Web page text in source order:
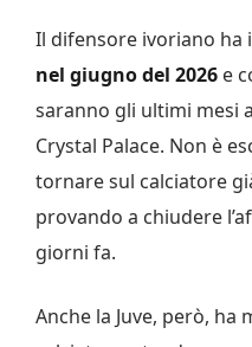
Il difensore ivoriano ha
nel giugno del 2026 e
saranno gli ultimi mesi
Crystal Palace. Non è
tornare sul calciatore
provando a chiudere
giorni fa.
Anche la Juve, però,